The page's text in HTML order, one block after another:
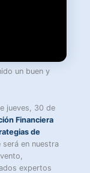
un buen y
jueves, 30 de
Financiera
de
será en nuestra
expertos